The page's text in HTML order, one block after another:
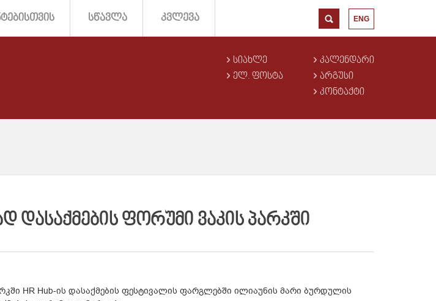
ᲡᲬᲐᲕᲚᲐ ᲙᲕᲚᲔᲕᲐ ENG
ᲡᲘᲐᲮᲚᲔ
ᲔᲚ. ᲤᲝᲡᲢᲐ
ᲙᲐᲚᲔᲜᲓᲐᲠᲘ
ᲐᲠᲒᲣᲡᲘ
ᲙᲝᲜᲢᲐᲥᲢᲘ
ᲓᲐᲡᲐᲥᲛᲔᲑᲘᲡ ᲤᲝᲠᲣᲛᲘ ᲕᲐᲙᲘᲡ ᲞᲐᲠᲙᲨᲘ
HR Hub-ის დასაქმების ფესტივალის ფარგლებში ილიაუნის მარი ბურდულის